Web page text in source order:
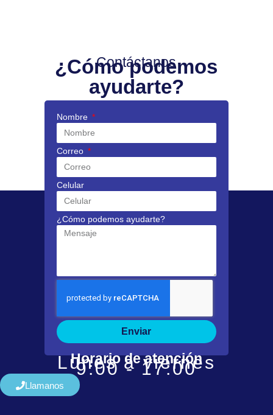
Contáctanos
¿Cómo podemos
ayudarte?
Nombre
Correo
Celular
¿Cómo podemos ayudarte?
Enviar
Horario de atención
Lunes a viernes
9:00 - 17:00
Llamanos